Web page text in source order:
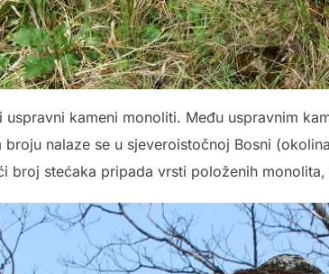
kameni monoliti. Među uspravnim
nalaze se u sjeveroistočnoj Bosni
broj stećaka pripada vrsti položenih